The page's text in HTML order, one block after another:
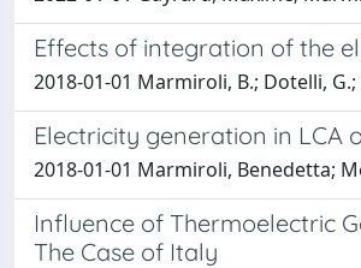
Effects of integration of the
2018-01-01 Marmiroli, B.; Dotelli,
Electricity generation in LCA
2018-01-01 Marmiroli, Benedetta;
Influence of Thermoelectric
The Case of Italy